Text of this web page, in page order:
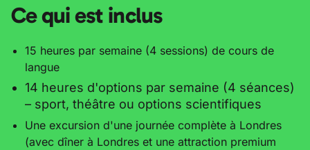
Ce qui est inclus
15 heures par semaine (4 sessions) de cours de
langue
14 heures d'options par semaine (4 séances)
– sport, théâtre ou options scientifiques
Une excursion d'une journée complète à Londres
(avec dîner à Londres et une attraction premium